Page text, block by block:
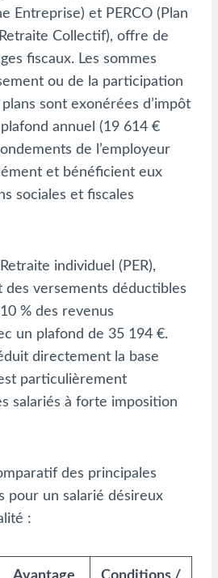
Entreprise) et PERCO (Plan
Collectif), offre de
fiscaux. Les sommes
ou de la participation
sont exonérées d’impôt
annuel (19 614 €
de l’employeur
et bénéficient eux
sociales et fiscales
individuel (PER),
des versements déductibles
% des revenus
un plafond de 35 194 €.
directement la base
particulièrement
salariés à forte imposition
des principales
pour un salarié désireux
: